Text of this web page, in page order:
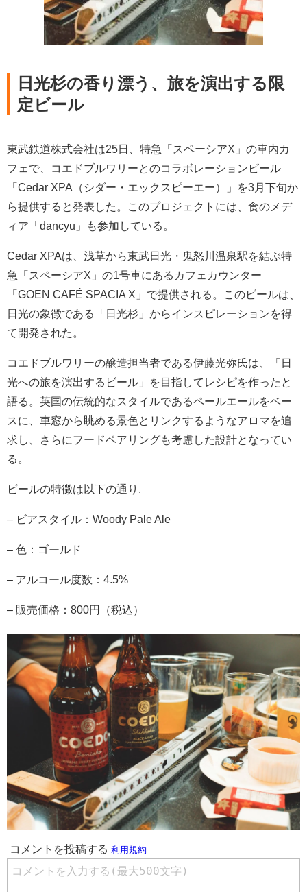
日光杉の香り漂う、旅を演出する限
定ビール
東武鉄道株式会社は25日、特急「スペーシアX」の車内カ
フェで、コエドブルワリーとのコラボレーションビール
「Cedar XPA（シダー・エックスピーエー）」を3月下旬か
ら提供すると発表した。このプロジェクトには、食のメデ
ィア「dancyu」も参加している。
Cedar XPAは、浅草から東武日光・鬼怒川温泉駅を結ぶ特
急「スペーシアX」の1号車にあるカフェカウンター
「GOEN CAFÉ SPACIA X」で提供される。このビールは、
日光の象徴である「日光杉」からインスピレーションを得
て開発された。
コエドブルワリーの醸造担当者である伊藤光弥氏は、「日
光への旅を演出するビール」を目指してレシピを作ったと
語る。英国の伝統的なスタイルであるペールエールをベー
スに、車窓から眺める景色とリンクするようなアロマを追
求し、さらにフードペアリングも考慮した設計となってい
る。
ビールの特徴は以下の通り.
– ビアスタイル：Woody Pale Ale
– 色：ゴールド
– アルコール度数：4.5%
– 販売価格：800円（税込）